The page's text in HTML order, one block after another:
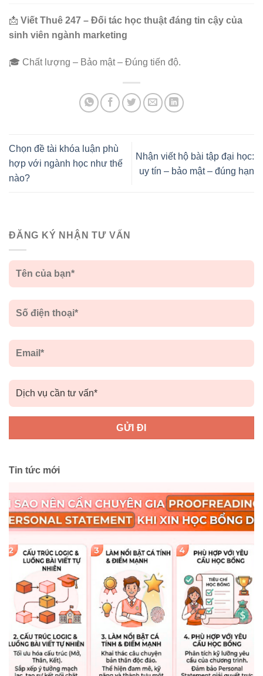
📩 Viết Thuê 247 – Đối tác học thuật đáng tin cậy của
sinh viên ngành marketing
🎓 Chất lượng – Bảo mật – Đúng tiến độ.
Chọn đề tài khóa luận phù
hợp với ngành học như thế
nào?
Nhận viết hộ bài tập đại học:
uy tín – bảo mật – đúng hạn
ĐĂNG KÝ NHẬN TƯ VẤN
Tin tức mới